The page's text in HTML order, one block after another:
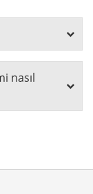
nasıl